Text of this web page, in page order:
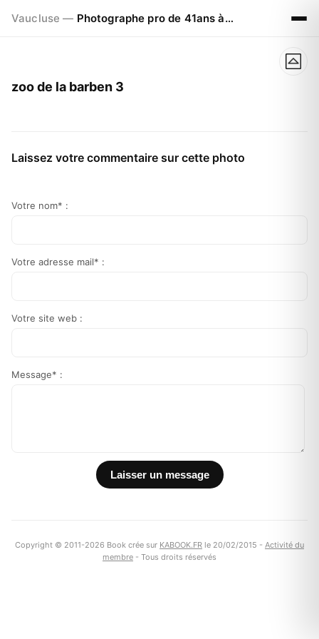
Vaucluse — Photographe pro de 41ans à Visan 84820
zoo de la barben 3
Laissez votre commentaire sur cette photo
Votre nom* :
Votre adresse mail* :
Votre site web :
Message* :
Copyright © 2011-2026 Book crée sur KABOOK.FR le 20/02/2015 - Activité du
membre - Tous droits réservés